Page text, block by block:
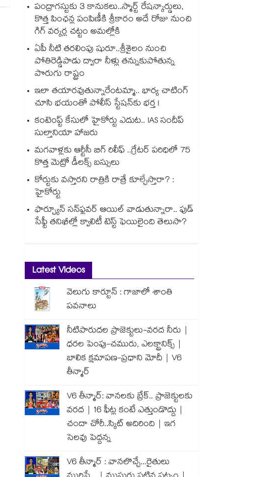
పంద్రాగస్టుకు 3 కానుకలు..స్మార్ట్ రేషన్కార్డులు,
కొత్త పింఛన్ల పంపిణీకి శ్రీకారం అదే రోజు నుంచి
గిగ్ వర్కర్ల చట్టం అమల్లోకి
ఏపీ నీటి తరలింపు షురూ..శ్రీశైలం నుంచి
పోతిరెడ్డిపాడు ద్వారా నీళ్లు తన్నుకుపోతున్న
పొరుగు రాష్ట్రం
ఇలా తయారవుతున్నారేంటమ్మా.. భార్య చాటింగ్
చూసి భయంతో పోలీస్ స్టేషన్⁫కు భర్త !
కంటెంప్ట్ కేసులో హైకోర్టు ఎదుట.. IAS సందీప్
సుల్తానియా హాజరు
మగవాళ్లకు ఆర్టీసీ బిగ్ రిలీఫ్ ..గ్రేటర్ పరిధిలో 75
కొత్త మెట్రో డీలక్స్ బస్సులు
కోర్టుకు వస్తారని రాత్రికి రాత్రే కూల్చేస్తారా? :
హైకోర్టు
ఫార్చ్యూన్ సన్‌ఫ్లవర్ ఆయిల్ వాడుతున్నారా.. ఫుడ్
సేఫ్టీ తనిఖీల్లో క్వాలిటీ టెస్ట్ ఫెయిలైంది తెలుసా?
Latest Videos
వెలుగు కార్టూన్ : గాజాలో శాంతి
పవనాలు
నీటిపారుదల ప్రాజెక్టులు-వరద నీరు |
ధరల పెంపు-చమురు, ఎలక్ట్రానిక్స్ |
బాలిక క్షమాపణ-ప్రధాని మోదీ | V6
తీన్మార్
V6 తీన్మార్: వానలకు బ్రేక్.. ప్రాజెక్టులకు
వరద | 16 ఫీట్ల కంటే ఎత్తుండొద్దు |
చందా చోరీ..స్కిట్ అదిరింది | ఇగ
సెలవు పెద్దన్న
V6 తీన్మార్ : వానలొచ్చే...రైతులు